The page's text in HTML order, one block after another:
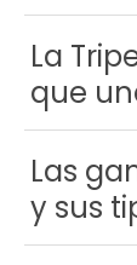
La
que
Las
y sus